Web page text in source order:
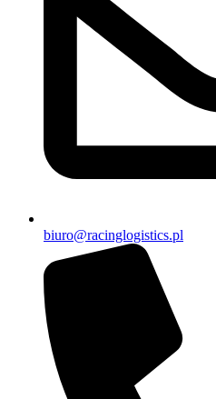
biuro@racinglogistics.pl